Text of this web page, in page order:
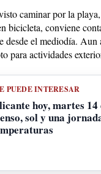
caminar por la
bicicleta, conviene
desde el mediodía. Aun
para actividades
PUEDE INTERESAR
hoy, martes
sol y una